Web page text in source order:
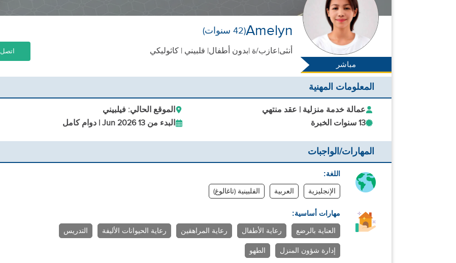
مباشر
Amelyn(42 سنوات)
أنثى|عازب/ة |بدون أطفال| فلبيني | كاثوليكي اتصل
المعلومات المهنية
عمالة خدمة منزلية | عقد منتهي
الموقع الحالي: فيلبيني
13 سنوات الخبرة
البدء من 13 Jun 2026 | دوام كامل
المهارات/الواجبات
اللغة:
الإنجليزية العربية الفلبينية (تاغالوغ)
مهارات أساسية:
العناية بالرضع رعاية الأطفال رعاية المراهقين رعاية الحيوانات الأليفة التدريس
إدارة شؤون المنزل الطهو